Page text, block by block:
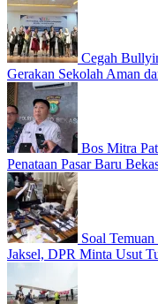
Cegah
Gerakan Sekolah Aman
Bos Mitra
Penataan Pasar Baru
Soal
Jaksel, DPR Minta Usut